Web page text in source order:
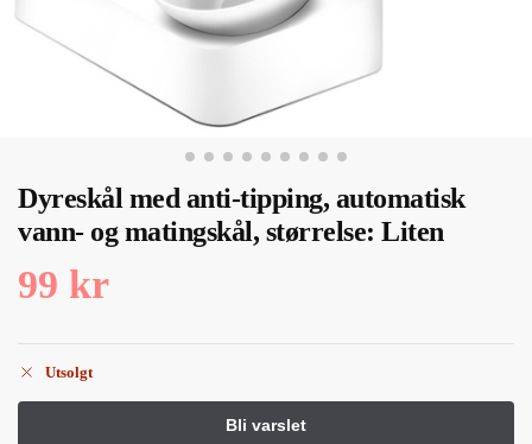
Dyreskål med anti-tipping, automatisk
vann- og matingskål, størrelse: Liten
99 kr
Utsolgt